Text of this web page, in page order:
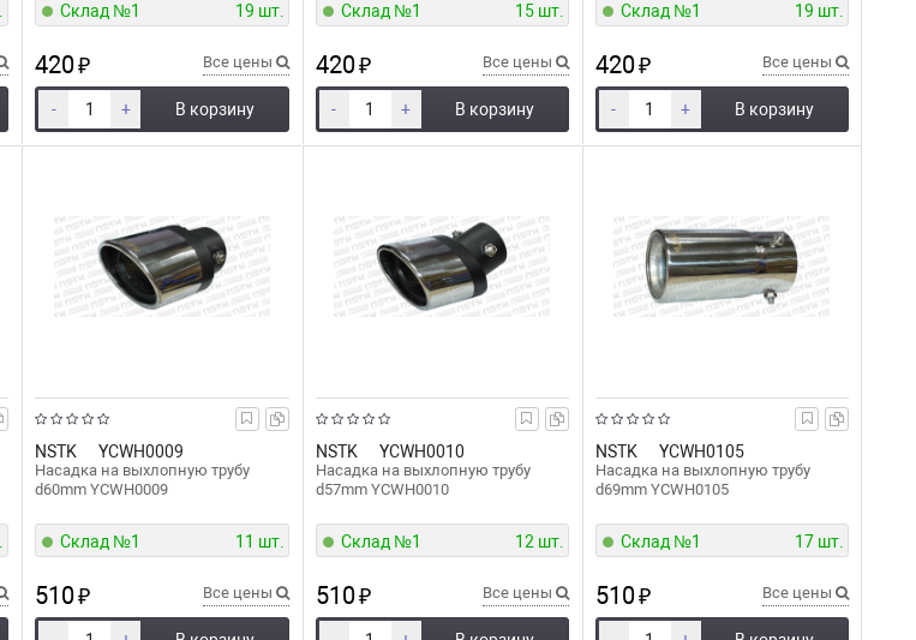
Склад №1 19 шт.
420₽ Все цены
- + В корзину
Склад №1 15 шт.
420₽ Все цены
- + В корзину
Склад №1 19 шт.
420₽ Все цены
- + В корзину
NSTK YCWH0009
Насадка на выхлопную трубу
d60mm YCWH0009
Склад №1 11 шт.
510₽ Все цены
NSTK YCWH0010
Насадка на выхлопную трубу
d57mm YCWH0010
Склад №1 12 шт.
510₽ Все цены
NSTK YCWH0105
Насадка на выхлопную трубу
d69mm YCWH0105
Склад №1 17 шт.
510₽ Все цены